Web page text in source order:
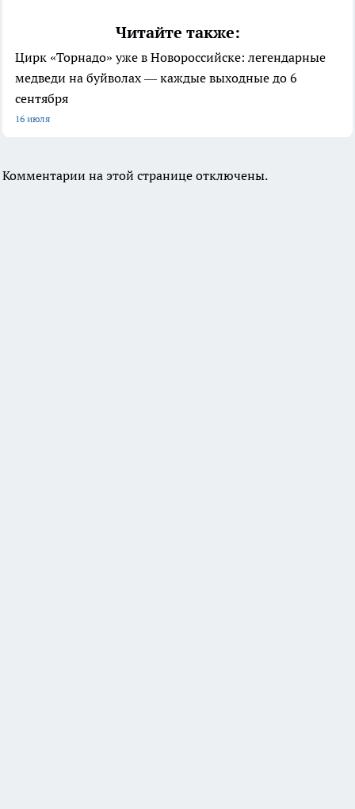
Читайте также:
Цирк «Торнадо» уже в Новороссийске: легендарные
медведи на буйволах — каждые выходные до 6
сентября
16 июля
Комментарии на этой странице отключены.